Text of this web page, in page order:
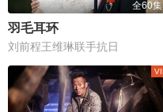
全60集
羽毛耳环
刘前程王维琳联手抗日